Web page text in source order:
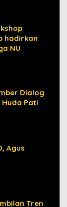
hadirkan
NU
Dialog
Pati
Agus
Tren